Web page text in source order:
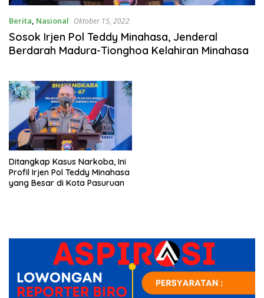
Berita, Nasional Oktober 15, 2022
Sosok Irjen Pol Teddy Minahasa, Jenderal
Berdarah Madura-Tionghoa Kelahiran Minahasa
Ditangkap Kasus Narkoba, Ini
Profil Irjen Pol Teddy Minahasa
yang Besar di Kota Pasuruan